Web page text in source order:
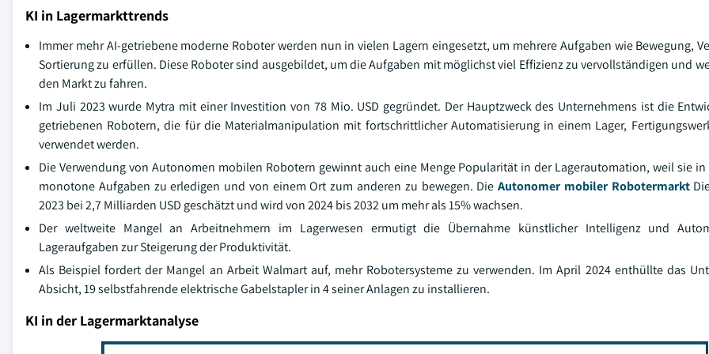
KI in Lagermarkttrends
Immer mehr AI-getriebene moderne Roboter werden nun in vielen Lagern eingesetzt, um mehrere Aufgaben wie Bewegung,
Sortierung zu erfüllen. Diese Roboter sind ausgebildet, um die Aufgaben mit möglichst viel Effizienz zu vervollständigen und
den Markt zu fahren.
Im Juli 2023 wurde Mytra mit einer Investition von 78 Mio. USD gegründet. Der Hauptzweck des Unternehmens ist die
getriebenen Robotern, die für die Materialmanipulation mit fortschrittlicher Automatisierung in einem Lager,
verwendet werden.
Die Verwendung von Autonomen mobilen Robotern gewinnt auch eine Menge Popularität in der Lagerautomation, weil sie in
monotone Aufgaben zu erledigen und von einem Ort zum anderen zu bewegen. DieAutonomer mobiler Robotermarkt
2023 bei 2,7 Milliarden USD geschätzt und wird von 2024 bis 2032 um mehr als 15% wachsen.
Der weltweite Mangel an Arbeitnehmern im Lagerwesen ermutigt die Übernahme künstlicher Intelligenz und
Lageraufgaben zur Steigerung der Produktivität.
Als Beispiel fordert der Mangel an Arbeit Walmart auf, mehr Robotersysteme zu verwenden. Im April 2024 enthüllte das
Absicht, 19 selbstfahrende elektrische Gabelstapler in 4 seiner Anlagen zu installieren.
KI in der Lagermarktanalyse